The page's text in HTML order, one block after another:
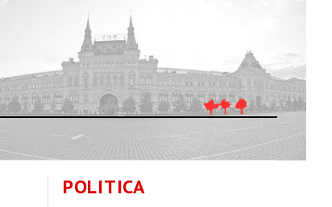
POLITICA